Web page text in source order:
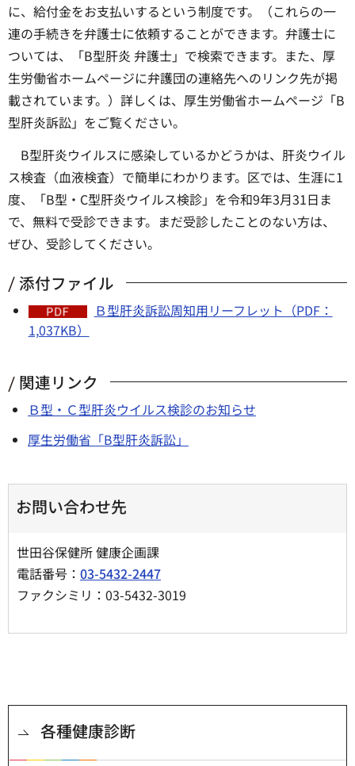
に、給付金をお支払いするという制度です。（これらの一
連の手続きを弁護士に依頼することができます。弁護士に
ついては、「B型肝炎 弁護士」で検索できます。また、厚
生労働省ホームページに弁護団の連絡先へのリンク先が掲
載されています。）詳しくは、厚生労働省ホームページ「B
型肝炎訴訟」をご覧ください。
B型肝炎ウイルスに感染しているかどうかは、肝炎ウイル
ス検査（血液検査）で簡単にわかります。区では、生涯に1
度、「B型・C型肝炎ウイルス検診」を令和9年3月31日ま
で、無料で受診できます。まだ受診したことのない方は、
ぜひ、受診してください。
添付ファイル
Ｂ型肝炎訴訟周知用リーフレット（PDF：
1,037KB）
関連リンク
Ｂ型・Ｃ型肝炎ウイルス検診のお知らせ
厚生労働省「B型肝炎訴訟」
お問い合わせ先
世田谷保健所 健康企画課
電話番号： 03-5432-2447
ファクシミリ：03-5432-3019
各種健康診断